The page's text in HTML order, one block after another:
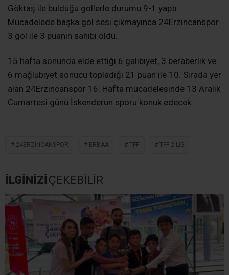
Göktaş ile bulduğu gollerle durumu 9-1 yaptı.
Mücadelede başka gol sesi çıkmayınca 24Erzincanspor
3 gol ile 3 puanın sahibi oldu.
15 hafta sonunda elde ettiği 6 galibiyet, 3 beraberlik ve
6 mağlubiyet sonucu topladığı 21 puan ile 10. Sırada yer
alan 24Erzincanspor 16. Hafta mücadelesinde 13 Aralık
Cumartesi günü İskenderun sporu konuk edecek.
24ERZINCANSPOR ERBAA TFF TFF 2.LIG
İLGİNİZİ ÇEKEBİLİR